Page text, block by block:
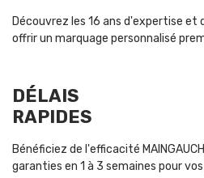
Découvrez les 16 ans d'expertise
offrir un marquage personnalisé
DÉLAIS
RAPIDES
Bénéficiez de l'efficacité
garanties en 1 à 3 semaines pour